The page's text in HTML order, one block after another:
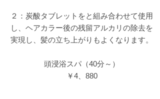
２：炭酸タブレットをと組み合わせて使用
し、ヘアカラー後の残留アルカリの除去を
実現し、髪の立ち上がりもよくなります。
頭浸浴スパ（40分～）
￥4、880